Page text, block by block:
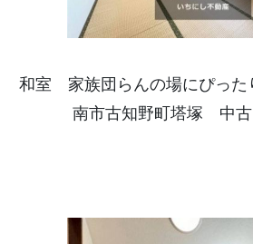
和室 家族団らんの場にぴった
南市古知野町塔塚 中古